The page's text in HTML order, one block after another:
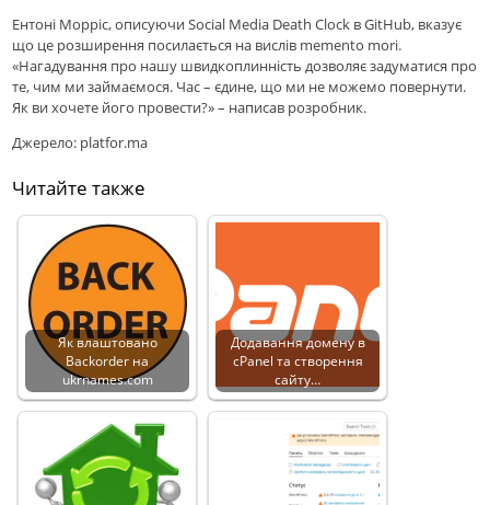
Ентоні Морріс, описуючи Social Media Death Clock в GitHub, вказує
що це розширення посилається на вислів memento mori.
«Нагадування про нашу швидкоплинність дозволяє задуматися про
те, чим ми займаємося. Час – єдине, що ми не можемо повернути.
Як ви хочете його провести?» – написав розробник.
Джерело: platfor.ma
Читайте также
Як влаштовано
Backorder на
ukrnames.com
Додавання домену в
cPanel та створення
сайту…